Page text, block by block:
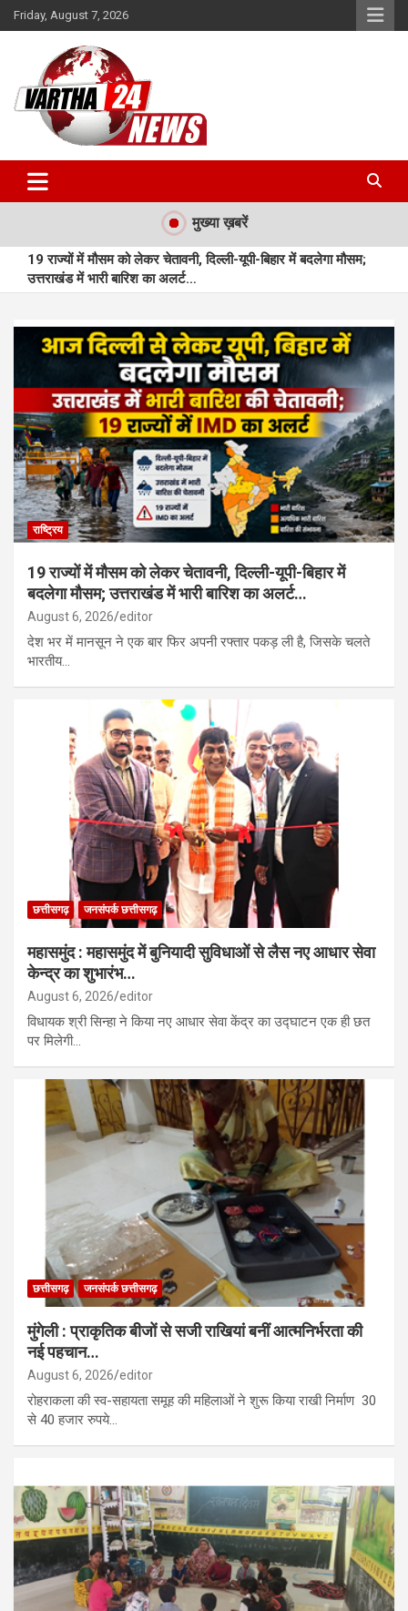
Skip
to
Friday, August 7, 2026
Vartha 24
मुख्या ख़बरें
19 राज्यों में मौसम को लेकर चेतावनी, दिल्ली-यूपी-बिहार में बदलेगा मौसम;
उत्तराखंड में भारी बारिश का अलर्ट…
शुभारंभ…
मुंगेली : प्राकृतिक बीजों से सजी राखियां बनीं आत्मनिर्भरता की नई पहचान…
मुंगेली : बछेरा में आधुनिक आंगनबाड़ी भवन बना आकर्षण का केंद्र…
रूस के साथ उत्तर कोरिया की सैन्य साझेदारी गहरी, मिसाइल यूनिट तैनात; यूक्रेन
पर हमले की तैयारी…
राष्ट्रिय
19 राज्यों में मौसम को लेकर चेतावनी, दिल्ली-यूपी-बिहार में
बदलेगा मौसम; उत्तराखंड में भारी बारिश का अलर्ट…
August 6, 2026 editor
देश भर में मानसून ने एक बार फिर अपनी रफ्तार पकड़ ली है, जिसके चलते
भारतीय…
छत्तीसगढ़ जनसंपर्क छत्तीसगढ़
महासमुंद : महासमुंद में बुनियादी सुविधाओं से लैस नए आधार सेवा
केन्द्र का शुभारंभ…
August 6, 2026 editor
विधायक श्री सिन्हा ने किया नए आधार सेवा केंद्र का उद्घाटन एक ही छत
पर मिलेगी…
छत्तीसगढ़ जनसंपर्क छत्तीसगढ़
मुंगेली : प्राकृतिक बीजों से सजी राखियां बनीं आत्मनिर्भरता की
नई पहचान…
August 6, 2026 editor
रोहराकला की स्व-सहायता समूह की महिलाओं ने शुरू किया राखी निर्माण 30
से 40 हजार रुपये…